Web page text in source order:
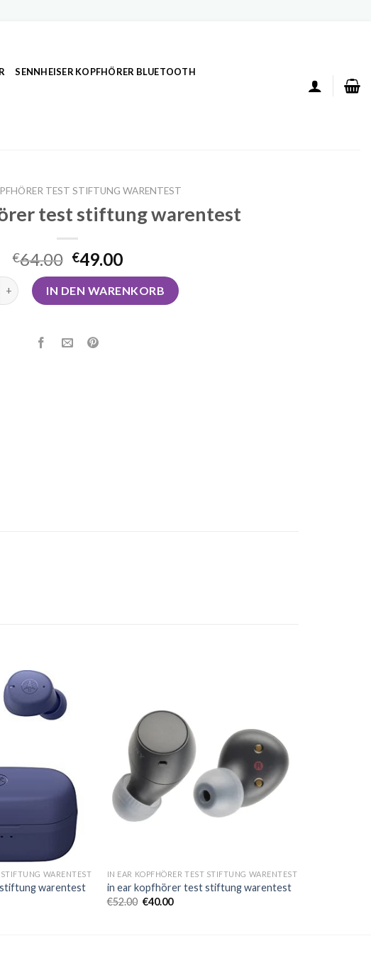
SENNHEISER KOPFHÖRER BLUETOOTH
TEST STIFTUNG WARENTEST
test stiftung warentest
€64.00 €49.00
test stiftung warentest Menge
IN DEN WARENKORB
WARENTEST
warentest
IN EAR KOPFHÖRER TEST STIFTUNG WARENTEST
in ear kopfhörer test stiftung warentest
€52.00 €40.00